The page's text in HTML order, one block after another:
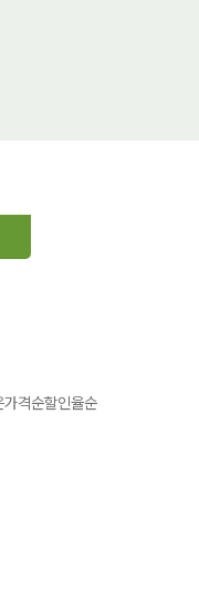
가격순할인율순